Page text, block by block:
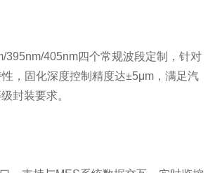
395nm/405nm四个常规波段定制，针对
，固化深度控制精度达±5μm，满足汽
封装要求。